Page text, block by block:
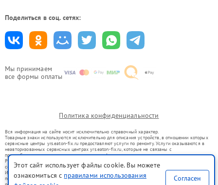
Мы принимаем
все формы оплаты
Поделиться в соц. сетях:
Политика конфиденциальности
Вся информация на сайте носит исключительно справочный характер.
Товарные знаки используются исключительно для описания устройств, в отношении которых
сервисные центры yrs.eaton-fix.ru предоставляют услуги по ремонту. Услуги оказываются в
неавторизованных сервисных центрах yrs.eaton-fix.ru, которые не связаны с
правообладателями товарных знаков или их официальными представителями.
Ремонт осуществляется для устройств, уже введенных в гражданский оборот в соответствии
со статьей 1487 ГК РФ.
Использование товарных знаков не преследует цели индивидуализации услуг или введения
потребителей в заблуждение, а служит для информирования о предоставляемых услугах по
Этот сайт использует файлы cookie. Вы можете
ознакомиться с правилами использования
Согласен